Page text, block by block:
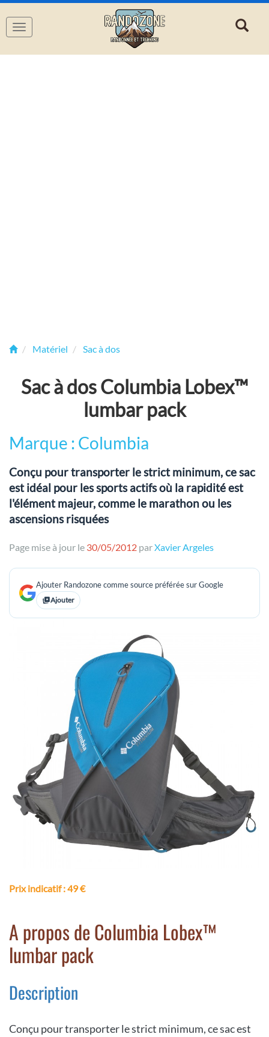
Navigation
Matériel Sac à dos
Sac à dos Columbia Lobex™
lumbar pack
Marque : Columbia
Conçu pour transporter le strict minimum, ce sac
est idéal pour les sports actifs où la rapidité est
l'élément majeur, comme le marathon ou les
ascensions risquées
Page mise à jour le 30/05/2012 parXavier Argeles
Ajouter Randozone comme source préférée sur Google
Ajouter
Prix indicatif: 49 €
A propos de Columbia Lobex™
lumbar pack
Description
Conçu pour transporter le strict minimum, ce sac est